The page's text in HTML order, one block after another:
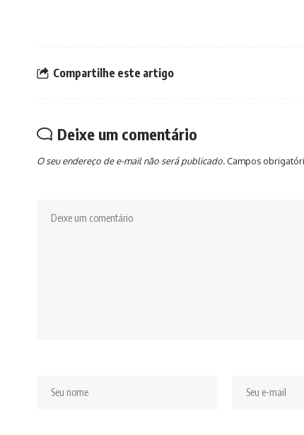
Compartilhe este artigo
Deixe um comentário
O seu endereço de e-mail não será publicado. Campos